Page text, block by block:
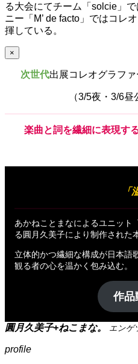
る大会にてチーム「solcie」
ニー「M’ de facto」ではコレ
揮している。
×
次世代出展コレオグラファ
（3/5夜・3/6昼
楽曲と詞を繊細に表現す
「
あかねこ と まなによるユニット
る圓月久美子により制作された
立体的かつ繊細な構成が日本語
観る者の心を温かく包み込む。
作品
圓月久美子+ねこまな。 エンゲ
profile